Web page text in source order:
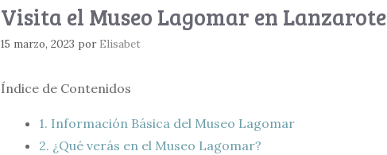
Visita el Museo Lagomar en Lanzarote
15 marzo, 2023 por Elisabet
Índice de Contenidos
1. Información Básica del Museo Lagomar
2. ¿Qué verás en el Museo Lagomar?